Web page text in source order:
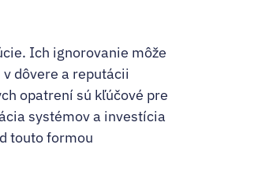
Ich ignorovanie môže
dôvere a reputácii
opatrení sú kľúčové pre
systémov a investícia
touto formou